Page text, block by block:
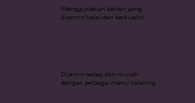
Menggunakan bahan yang
dijamin halal dan berkualiti.
Dijamin sedap dan murah
dengan pelbagai menu katering.